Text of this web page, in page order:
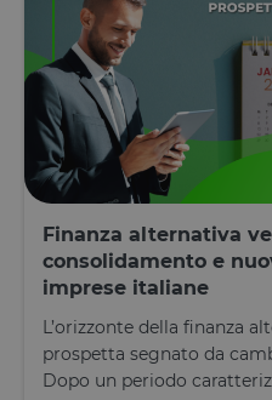
Finanza alternativa
consolidamento e
imprese italiane
L’orizzonte della finanza
prospetta segnato da
Dopo un periodo